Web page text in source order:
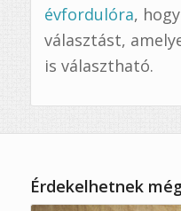
évfordulóra,
választást,
is választható.
Érdekelhetnek